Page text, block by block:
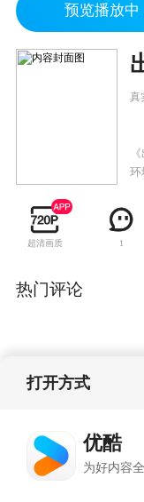
预览播放中
真
环
自
超清画质 1
热门评论
打开方式
优酷
为好内容